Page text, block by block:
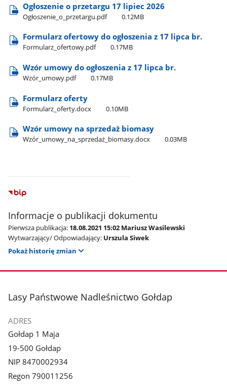
Ogłoszenie o przetargu 17 lipiec 2026
Ogłoszenie​_o​_przetargu.pdf 0.12MB
Formularz ofertowy do ogłoszenia z 17 lipca br.
Formularz​_ofertowy.pdf 0.17MB
Wzór umowy do ogłoszenia z 17 lipca br.
Wzór​_umowy.pdf 0.17MB
Formularz oferty
Formularz​_oferty.docx 0.10MB
Wzór umowy na sprzedaż biomasy
Wzór​_umowy​_na​_sprzedaż​_biomasy.docx 0.03MB
Informacje o publikacji dokumentu
Pierwsza publikacja: 18.08.2021 15:02 Mariusz Wasilewski
Wytwarzający/ Odpowiadający: Urszula Siwek
Pokaż historię zmian
stopka
Lasy Państwowe Nadleśnictwo Gołdap
ADRES
Gołdap 1 Maja
19-500 Gołdap
NIP 8470002934
Regon 790011256